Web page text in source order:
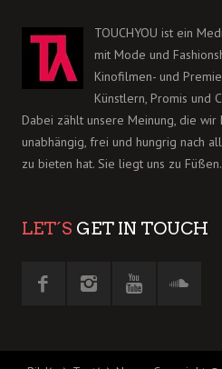
TOUCHYOU ist ein
mit Mode und
Kinofilmen- und
Künstlern, Promis und
Dabei zählt unsere Meinung, die
unabhängig, frei und hungrig nach
zu bieten hat. Sie liegt uns zu Füßen.
LET´S GET IN TOUCH